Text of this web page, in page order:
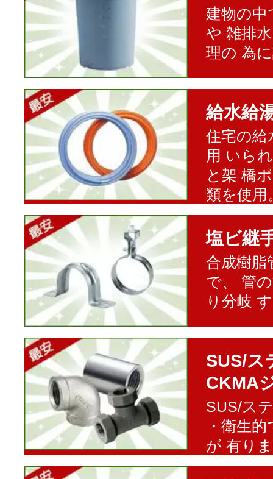
建物の中
や 雑排
理の 為
給水給
住宅の給
用 いら
と架 橋
類を使用
塩ビ継
合成樹脂
で、 管
り分岐
SUS/ス
CKMA
SUS/ス
・衛生
が 有り